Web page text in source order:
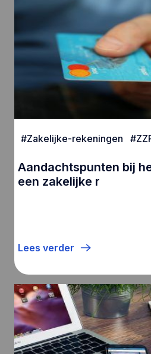
#Zakelijke-rekeningen #
Aandachtspunten bij
een zakelijke r
Lees verder